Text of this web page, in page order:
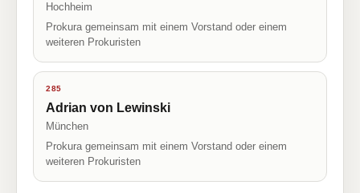
Hochheim
Prokura gemeinsam mit einem Vorstand oder einem
weiteren Prokuristen
285
Adrian von Lewinski
München
Prokura gemeinsam mit einem Vorstand oder einem
weiteren Prokuristen